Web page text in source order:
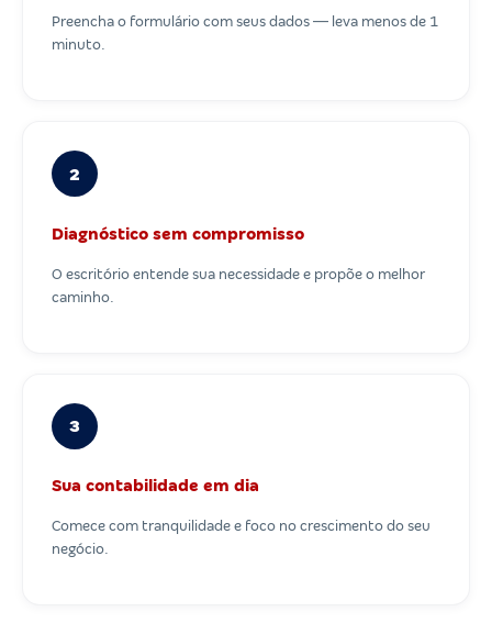
Preencha o formulário com seus dados — leva menos de 1
minuto.
2
Diagnóstico sem compromisso
O escritório entende sua necessidade e propõe o melhor
caminho.
3
Sua contabilidade em dia
Comece com tranquilidade e foco no crescimento do seu
negócio.